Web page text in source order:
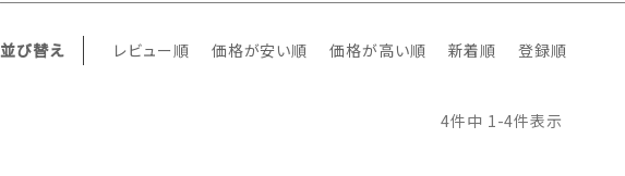
並び替え レビュー順 価格が安い順 価格が高い順 新着順 登録順
4件中 1 -4件表示